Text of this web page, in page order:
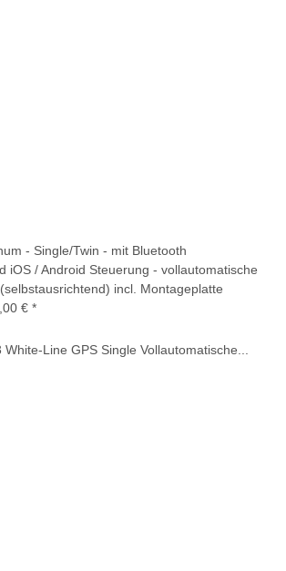
- Single/Twin - mit Bluetooth
iOS / Android Steuerung - vollautomatische
incl. Montageplatte
€ *